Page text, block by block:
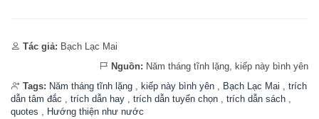
Tác giả: Bạch Lạc Mai
Nguồn: Năm tháng tĩnh lặng, kiếp này bình yên
Tags: Năm tháng tĩnh lặng , kiếp này bình yên , Bạch Lạc Mai , trích
dẫn tâm đắc , trích dẫn hay , trích dẫn tuyển chọn , trích dẫn sách ,
quotes , Hướng thiện như nước